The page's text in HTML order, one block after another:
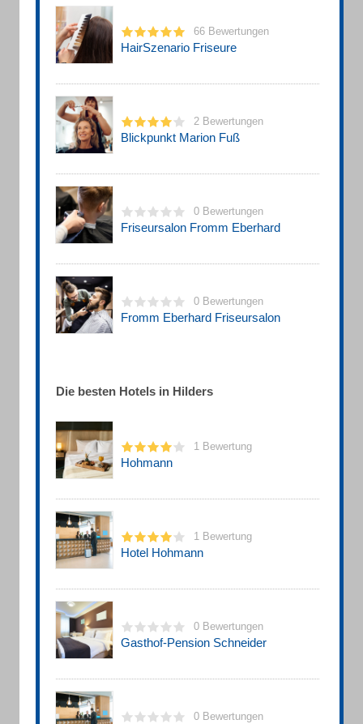
66 Bewertungen
HairSzenario Friseure
2 Bewertungen
Blickpunkt Marion Fuß
0 Bewertungen
Friseursalon Fromm Eberhard
0 Bewertungen
Fromm Eberhard Friseursalon
Die besten Hotels in Hilders
1 Bewertung
Hohmann
1 Bewertung
Hotel Hohmann
0 Bewertungen
Gasthof-Pension Schneider
0 Bewertungen